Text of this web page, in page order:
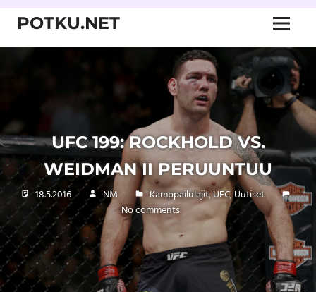
content
POTKU.NET
kamppailulajien
Menu
UFC 199: ROCKHOLD VS.
WEIDMAN II PERUUNTUU
18.5.2016 NM Kamppailulajit,UFC,Uutiset
No comments